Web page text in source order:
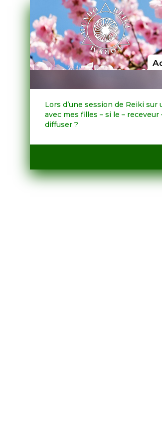
Lors d’une session de Reiki
avec mes filles – si le –
diffuser ?